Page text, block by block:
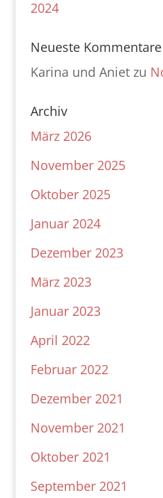
2024
Neueste Kommentare
Karina und Anietzu
Archiv
März 2026
November 2025
Oktober 2025
Januar 2024
Dezember 2023
März 2023
Januar 2023
April 2022
Februar 2022
Dezember 2021
November 2021
Oktober 2021
September 2021